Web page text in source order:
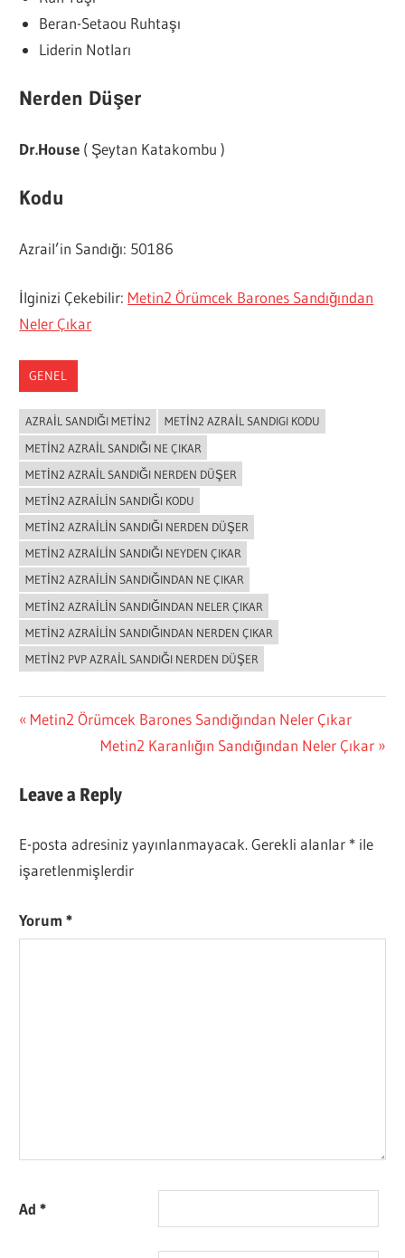
Beran-Setaou Ruhtaşı
Liderin Notları
Nerden Düşer
Dr.House ( Şeytan Katakombu )
Kodu
Azrail’in Sandığı: 50186
İlginizi Çekebilir: Metin2 Örümcek Barones Sandığından
Neler Çıkar
GENEL
AZRAIL SANDIĞI METIN2
METIN2 AZRAIL SANDIGI KODU
METIN2 AZRAIL SANDIĞI NE ÇIKAR
METIN2 AZRAIL SANDIĞI NERDEN DÜŞER
METIN2 AZRAILIN SANDIĞI KODU
METIN2 AZRAILIN SANDIĞI NERDEN DÜŞER
METIN2 AZRAILIN SANDIĞI NEYDEN ÇIKAR
METIN2 AZRAILIN SANDIĞINDAN NE ÇIKAR
METIN2 AZRAILIN SANDIĞINDAN NELER ÇIKAR
METIN2 AZRAILIN SANDIĞINDAN NERDEN ÇIKAR
METIN2 PVP AZRAIL SANDIĞI NERDEN DÜŞER
Yazı
gezinmesi
Previous
Metin2 Örümcek Barones Sandığından Neler Çıkar
Next
Metin2 Karanlığın Sandığından Neler Çıkar
Leave a Reply
E-posta adresiniz yayınlanmayacak. Gerekli alanlar * ile
işaretlenmişlerdir
Yorum*
Ad*